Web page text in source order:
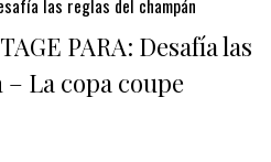
las reglas del champán
PARA: Desafía las
La copa coupe